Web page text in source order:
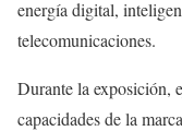
energía digital,
telecomunicaciones.
Durante la exposición,
capacidades de la